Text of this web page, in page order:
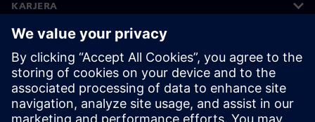
KARJERA
©Siemens 2026
Įmonės informacija